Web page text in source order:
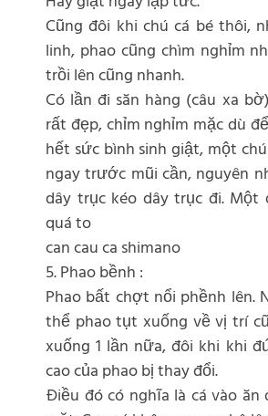
Cũng đôi khi chú cá bé thôi,
linh, phao cũng chìm nghỉm
trồi lên cũng nhanh.
Có lần đi săn hàng (câu xa
rất đẹp, chỉm nghỉm mặc dù
hết sức bình sinh giật, một
ngay trước mũi cần, nguyên
dây trục kéo dây trục đi.
quá to
can cau ca shimano
5. Phao bềnh :
Phao bất chợt nổi phềnh lên.
thể phao tụt xuống về vị trí
xuống 1 lần nữa, đôi khi khi
cao của phao bị thay đổi.
Điều đó có nghĩa là cá vào